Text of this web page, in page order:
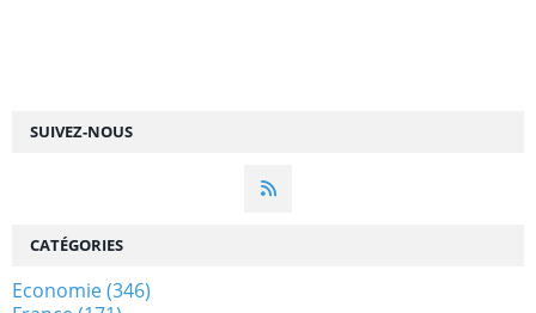
SUIVEZ-NOUS
CATÉGORIES
Economie(346)